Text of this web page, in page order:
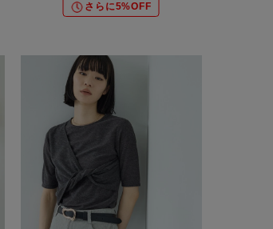
さらに5%OFF